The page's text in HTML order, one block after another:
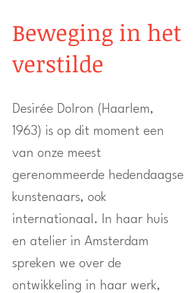
Beweging in het
verstilde
​Desirée Dolron (Haarlem,
1963) is op dit moment een
van onze meest
gerenommeerde hedendaagse
kunstenaars, ook
internationaal. In haar huis
en atelier in Amsterdam
spreken we over de
ontwikkeling in haar werk,